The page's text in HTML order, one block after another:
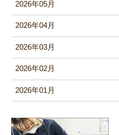
2026年05月
2026年04月
2026年03月
2026年02月
2026年01月
2025年11月